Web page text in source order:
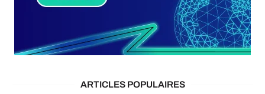
ARTICLES POPULAIRES